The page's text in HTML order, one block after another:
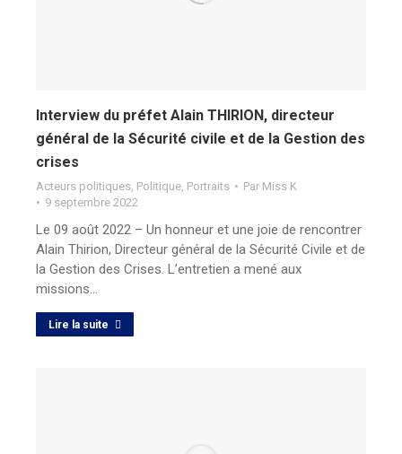
Interview du préfet Alain THIRION, directeur
général de la Sécurité civile et de la Gestion des
crises
Acteurs politiques, Politique, Portraits Par Miss K
9 septembre 2022
Le 09 août 2022 – Un honneur et une joie de rencontrer
Alain Thirion, Directeur général de la Sécurité Civile et de
la Gestion des Crises. L’entretien a mené aux
missions…
Lire la suite